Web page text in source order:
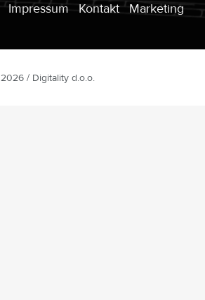
Impressum Kontakt Marketing
2026 / Digitality d.o.o.